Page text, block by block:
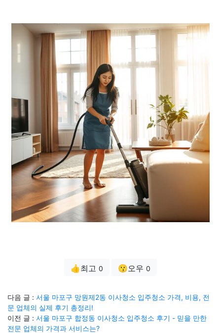
👍최고 0 😗오우 0
다음 글 : 서울 마포구 망원제2동 이사청소 입주청소 가격, 비용, 전
문 업체의 실제 후기 총정리!
이전 글 : 서울 마포구 합정동 이사청소 입주청소 후기 - 믿을 만한
전문 업체의 가격과 서비스는?